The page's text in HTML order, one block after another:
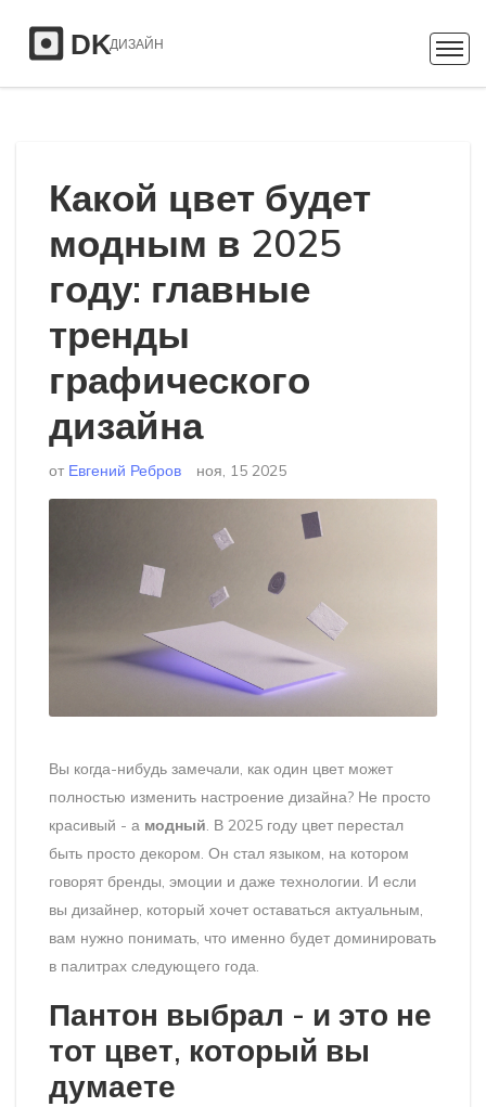
Какой цвет будет
модным в 2025
году: главные
тренды
графического
дизайна
от Евгений Ребров ноя, 15 2025
Вы когда-нибудь замечали, как один цвет может
полностью изменить настроение дизайна? Не просто
красивый - а модный. В 2025 году цвет перестал
быть просто декором. Он стал языком, на котором
говорят бренды, эмоции и даже технологии. И если
вы дизайнер, который хочет оставаться актуальным,
вам нужно понимать, что именно будет доминировать
в палитрах следующего года.
Пантон выбрал - и это не
тот цвет, который вы
думаете